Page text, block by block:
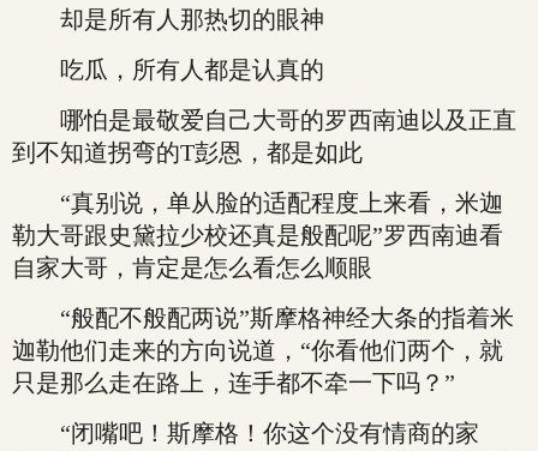
却是所有人那热切的眼神
吃瓜，所有人都是认真的
哪怕是最敬爱自己大哥的罗西南迪以及正直
到不知道拐弯的T彭恩，都是如此
“真别说，单从脸的适配程度上来看，米迦
勒大哥跟史黛拉少校还真是般配呢”罗西南迪看
自家大哥，肯定是怎么看怎么顺眼
“般配不般配两说”斯摩格神经大条的指着米
迦勒他们走来的方向说道，“你看他们两个，就
只是那么走在路上，连手都不牵一下吗？”
“闭嘴吧！斯摩格！你这个没有情商的家